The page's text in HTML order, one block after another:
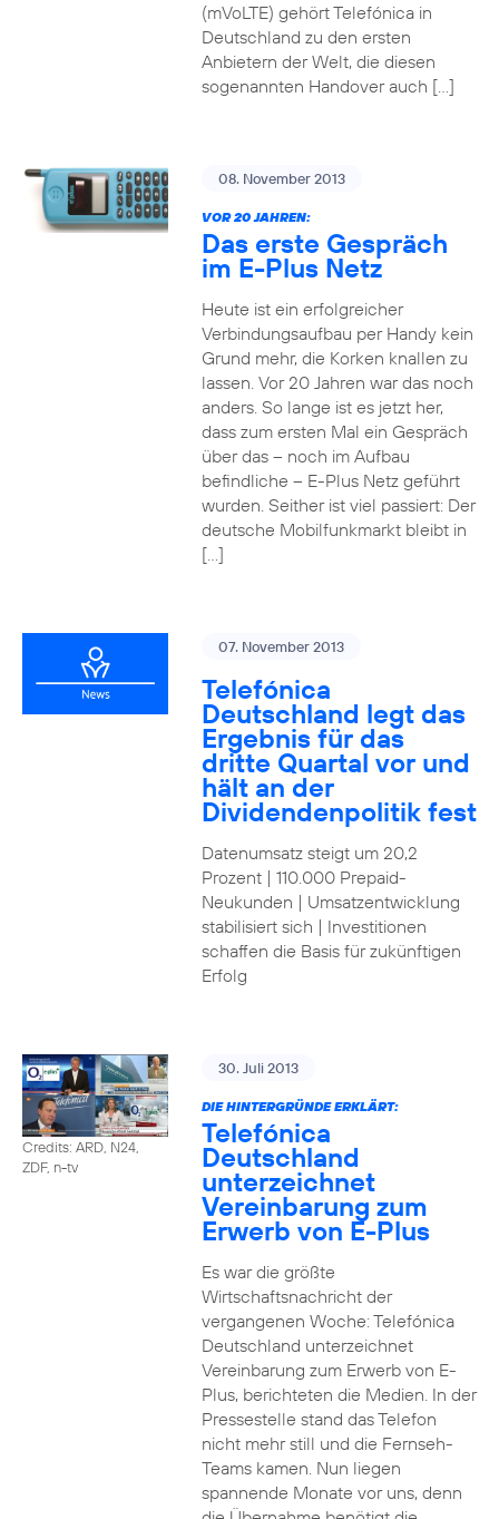
(mVoLTE) gehört Telefónica in
Deutschland zu den ersten
Anbietern der Welt, die diesen
sogenannten Handover auch […]
08. November 2013
VOR 20 JAHREN:
Das erste Gespräch
im E-Plus Netz
Heute ist ein erfolgreicher
Verbindungsaufbau per Handy kein
Grund mehr, die Korken knallen zu
lassen. Vor 20 Jahren war das noch
anders. So lange ist es jetzt her,
dass zum ersten Mal ein Gespräch
über das – noch im Aufbau
befindliche – E-Plus Netz geführt
wurden. Seither ist viel passiert: Der
deutsche Mobilfunkmarkt bleibt in
[…]
07. November 2013
Telefónica
Deutschland legt das
Ergebnis für das
dritte Quartal vor und
hält an der
Dividendenpolitik fest
Datenumsatz steigt um 20,2
Prozent | 110.000 Prepaid-
Neukunden | Umsatzentwicklung
stabilisiert sich | Investitionen
schaffen die Basis für zukünftigen
Erfolg
Credits: ARD, N24,
ZDF, n-tv
30. Juli 2013
DIE HINTERGRÜNDE ERKLÄRT:
Telefónica
Deutschland
unterzeichnet
Vereinbarung zum
Erwerb von E-Plus
Es war die größte
Wirtschaftsnachricht der
vergangenen Woche: Telefónica
Deutschland unterzeichnet
Vereinbarung zum Erwerb von E-
Plus, berichteten die Medien. In der
Pressestelle stand das Telefon
nicht mehr still und die Fernseh-
Teams kamen. Nun liegen
spannende Monate vor uns, denn